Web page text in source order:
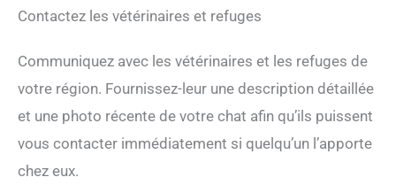
Contactez les vétérinaires et refuges
Communiquez avec les vétérinaires et les refuges de
votre région. Fournissez-leur une description détaillée
et une photo récente de votre chat afin qu’ils puissent
vous contacter immédiatement si quelqu’un l’apporte
chez eux.